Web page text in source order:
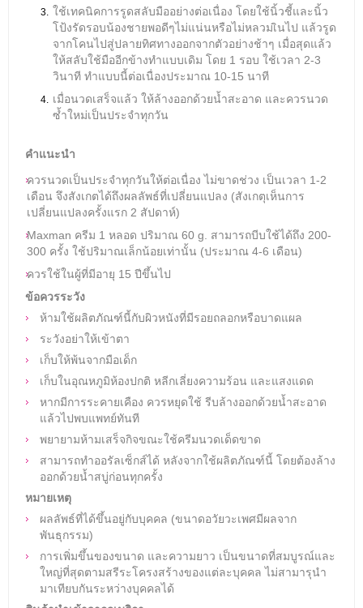
ใช้เทคนิคการรูดสลับมืออย่างต่อเนื่อง โดยใช้นิ้วชี้และนิ้ว
โป้งรัดรอบน้องชายพอดีๆไม่แน่นหรือไม่หลวมเินไป แล้วรูด
จากโคนไปสู่ปลายทิศทางออกจากตัวอย่างช้าๆ เมื่อสุดแล้ว
ให้สลับใช้มืออีกข้างทำแบบเดิม โดย 1 รอบ ใช้เวลา 2-3
วินาที ทำแบบนี้ต่อเนื่องประมาณ 10-15 นาที
เมื่อนวดเสร็จแล้ว ให้ล้างออกด้วยน้ำสะอาด และควรนวด
ซ้ำใหม่เป็นประจำทุกวัน
คำแนะนำ
ควรนวดเป็นประจำทุกวันให้ต่อเนื่อง ไม่ขาดช่วง เป็นเวลา 1-2
เดือน จึงสังเกตได้ถึงผลลัพธ์ที่เปลี่ยนแปลง (สังเกตุเห็นการ
เปลี่ยนแปลงครั้งแรก 2 สัปดาห์)
Maxman ครีม 1 หลอด ปริมาณ 60 g. สามารถบีบใช้ได้ถึง 200-
300 ครั้ง ใช้ปริมาณเล็กน้อยเท่านั้น (ประมาณ 4-6 เดือน)
ควรใช้ในผู้ที่มีอายุ 15 ปีขึ้นไป
ข้อควรระวัง
ห้ามใช้ผลิตภัณฑ์นี้กับผิวหนังที่มีรอยถลอกหรือบาดแผล
ระวังอย่าให้เข้าตา
เก็บให้พ้นจากมือเด็ก
เก็บในอุณหภูมิห้องปกติ หลีกเลี่ยงความร้อน และแสงแดด
หากมีการระคายเคือง ควรหยุดใช้ รีบล้างออกด้วยน้ำสะอาด
แล้วไปพบแพทย์ทันที
พยายามห้ามเสร็จกิจขณะใช้ครีมนวดเด็ดขาด
สามารถทำออรัลเซ็กส์ได้ หลังจากใช้ผลิตภัณฑ์นี้ โดยต้องล้าง
ออกด้วยน้ำสบู่ก่อนทุกครั้ง
หมายเหตุ
ผลลัพธ์ที่ได้ขึ้นอยู่กับบุคคล (ขนาดอวัยวะเพศมีผลจาก
พันธุกรรม)
การเพิ่มขึ้นของขนาด และความยาว เป็นขนาดที่สมบูรณ์และ
ใหญ่ที่สุดตามสรีระโครงสร้างของแต่ละบุคคล ไม่สามารุนำ
มาเทียบกันระหว่างบุคคลได้